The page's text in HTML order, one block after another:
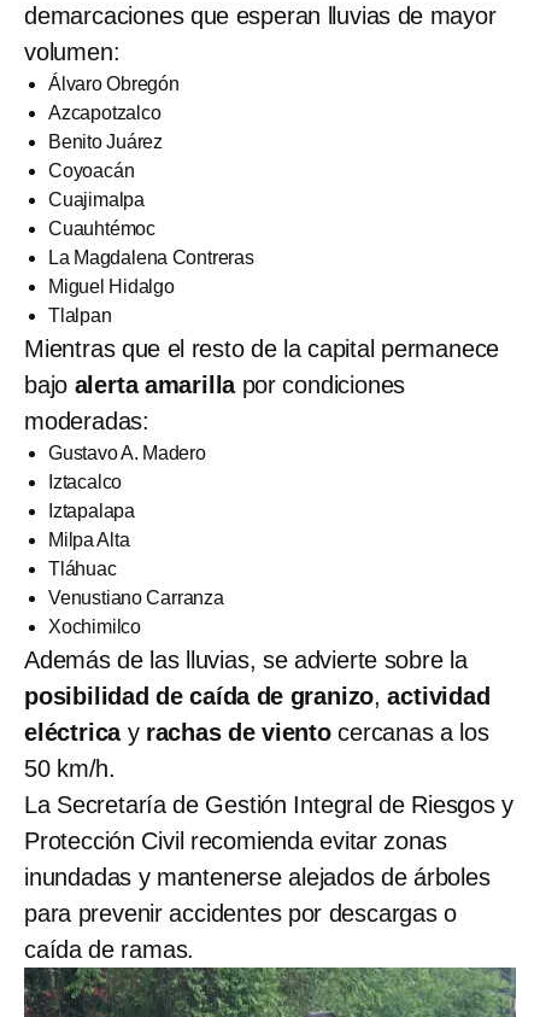
demarcaciones que esperan lluvias de mayor
volumen:
Álvaro Obregón
Azcapotzalco
Benito Juárez
Coyoacán
Cuajimalpa
Cuauhtémoc
La Magdalena Contreras
Miguel Hidalgo
Tlalpan
Mientras que el resto de la capital permanece
bajo alerta amarilla por condiciones
moderadas:
Gustavo A. Madero
Iztacalco
Iztapalapa
Milpa Alta
Tláhuac
Venustiano Carranza
Xochimilco
Además de las lluvias, se advierte sobre la
posibilidad de caída de granizo,actividad
eléctricay rachas de vientocercanas a los
50 km/h.
La Secretaría de Gestión Integral de Riesgos y
Protección Civil recomienda evitar zonas
inundadas y mantenerse alejados de árboles
para prevenir accidentes por descargas o
caída de ramas.